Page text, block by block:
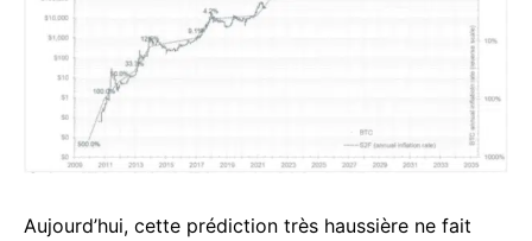
Aujourd’hui, cette prédiction très haussière ne fait